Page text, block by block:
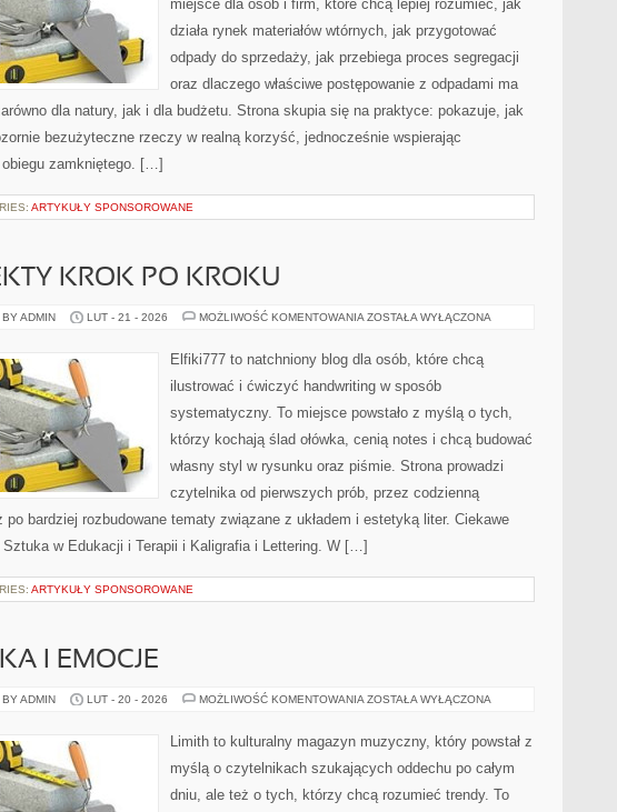
miejsce dla osób i firm, które chcą lepiej rozumieć, jak
działa rynek materiałów wtórnych, jak przygotować
odpady do sprzedaży, jak przebiega proces segregacji
oraz dlaczego właściwe postępowanie z odpadami ma
dla natury, jak i dla budżetu. Strona skupia się na praktyce: pokazuje, jak
bezużyteczne rzeczy w realną korzyść, jednocześnie wspierając
obiegu zamkniętego. […]
ARTYKUŁY SPONSOROWANE
KROK PO KROKU
ADMIN LUT - 21 - 2026 MOŻLIWOŚĆ KOMENTOWANIA PROJEKTY
KROKU
ZOSTAŁA WYŁĄCZONA
Elfiki777 to natchniony blog dla osób, które chcą
ilustrować i ćwiczyć handwriting w sposób
systematyczny. To miejsce powstało z myślą o tych,
którzy kochają ślad ołówka, cenią notes i chcą budować
własny styl w rysunku oraz piśmie. Strona prowadzi
czytelnika od pierwszych prób, przez codzienną
po bardziej rozbudowane tematy związane z układem i estetyką liter. Ciekawe
Sztuka w Edukacji i Terapii i Kaligrafia i Lettering. W […]
ARTYKUŁY SPONSOROWANE
I EMOCJE
ADMIN LUT - 20 - 2026 MOŻLIWOŚĆ KOMENTOWANIA MUZYKA
ZOSTAŁA WYŁĄCZONA
Limith to kulturalny magazyn muzyczny, który powstał z
myślą o czytelnikach szukających oddechu po całym
dniu, ale też o tych, którzy chcą rozumieć trendy. To